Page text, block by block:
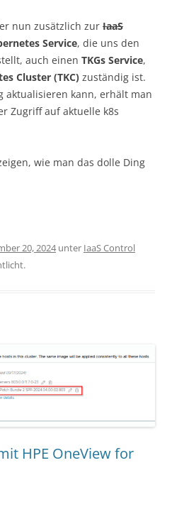
nun zusätzlich zur IaaS
Service, die uns den
auch einen TKGs Service,
Cluster (TKC) zuständig ist.
aktualisieren kann, erhält man
Zugriff auf aktuelle k8s
wie man das dolle Ding
20, 2024unter IaaS Control
HPE OneView for